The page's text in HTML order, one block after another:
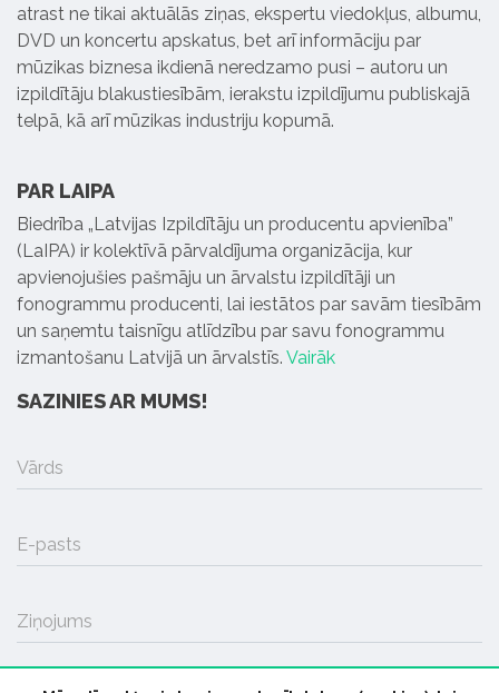
atrast ne tikai aktuālās ziņas, ekspertu viedokļus, albumu,
DVD un koncertu apskatus, bet arī informāciju par
mūzikas biznesa ikdienā neredzamo pusi – autoru un
izpildītāju blakustiesībām, ierakstu izpildījumu publiskajā
telpā, kā arī mūzikas industriju kopumā.
PAR LAIPA
Biedrība „Latvijas Izpildītāju un producentu apvienība”
(LaIPA) ir kolektīvā pārvaldījuma organizācija, kur
apvienojušies pašmāju un ārvalstu izpildītāji un
fonogrammu producenti, lai iestātos par savām tiesībām
un saņemtu taisnīgu atlīdzību par savu fonogrammu
izmantošanu Latvijā un ārvalstīs. Vairāk
SAZINIES AR MUMS!
Vārds
E-pasts
Ziņojums